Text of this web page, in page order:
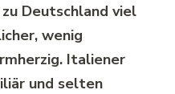
Deutschland viel
wenig
Italiener
und selten